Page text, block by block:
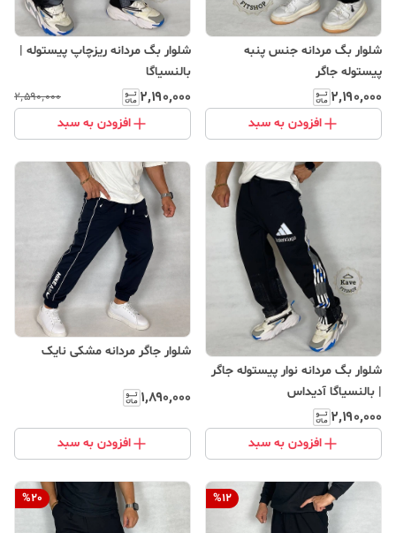
شلوار بگ‌ مردانه جنس پنبه
پیستوله جاگر
۲٬۱۹۰٬۰۰۰
افزودن به سبد
شلوار بگ مردانه ریزچاپ پیستوله |
بالنسیاگا
۲٬۱۹۰٬۰۰۰ ۲٬۵۹۰٬۰۰۰
افزودن به سبد
شلوار بگ مردانه نوار پیستوله جاگر
| بالنسیاگا آدیداس
۲٬۱۹۰٬۰۰۰
افزودن به سبد
شلوار جاگر‌ مردانه مشکی نایک
۱٬۸۹۰٬۰۰۰
افزودن به سبد
%12
%20